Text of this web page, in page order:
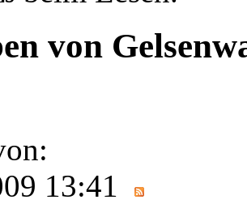
von
13:41